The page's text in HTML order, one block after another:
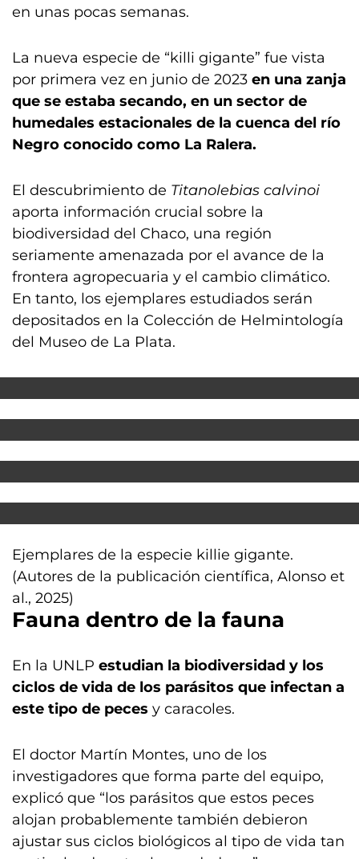
en unas pocas semanas.
La nueva especie de “killi gigante” fue vista
por primera vez en junio de 2023 en una zanja
que se estaba secando, en un sector de
humedales estacionales de la cuenca del río
Negro conocido como La Ralera.
El descubrimiento de Titanolebias calvinoi
aporta información crucial sobre la
biodiversidad del Chaco, una región
seriamente amenazada por el avance de la
frontera agropecuaria y el cambio climático.
En tanto, los ejemplares estudiados serán
depositados en la Colección de Helmintología
del Museo de La Plata.
Ejemplares de la especie killie gigante.
(Autores de la publicación científica, Alonso et
al., 2025)
Fauna dentro de la fauna
En la UNLP estudian la biodiversidad y los
ciclos de vida de los parásitos que infectan a
este tipo de peces y caracoles.
El doctor Martín Montes, uno de los
investigadores que forma parte del equipo,
explicó que “los parásitos que estos peces
alojan probablemente también debieron
ajustar sus ciclos biológicos al tipo de vida tan